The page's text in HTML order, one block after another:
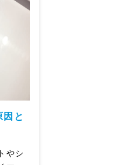
因と
やシ